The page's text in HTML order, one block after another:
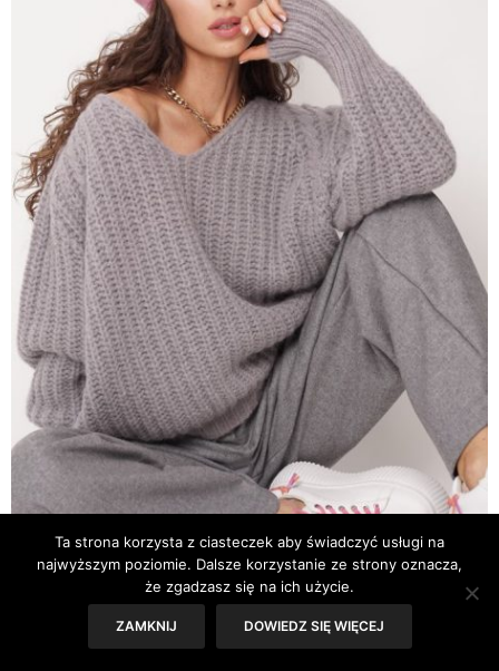
UBRANIA I DODATKI 30 WRZEŚNIA 2023
Swetry – jak je nosić tej
jesieni?
Ta strona korzysta z ciasteczek aby świadczyć usługi na
najwyższym poziomie. Dalsze korzystanie ze strony oznacza,
że zgadzasz się na ich użycie.
ZAMKNIJ DOWIEDZ SIĘ WIĘCEJ